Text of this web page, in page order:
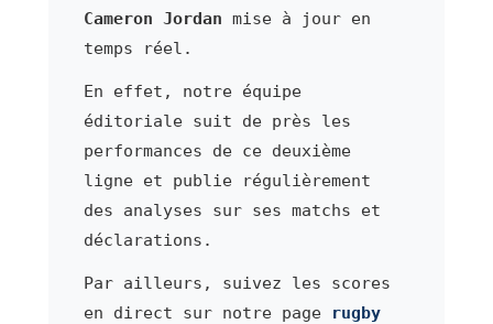
Cameron Jordan mise à jour en
temps réel.
En effet, notre équipe
éditoriale suit de près les
performances de ce deuxième
ligne et publie régulièrement
des analyses sur ses matchs et
déclarations.
Par ailleurs, suivez les scores
en direct sur notre page
rugby